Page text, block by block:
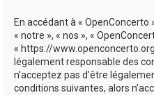
En accédant à « OpenConcerto
« notre », « nos », «
« https://
légalement responsable des
n’acceptez pas d’être
conditions suivantes, alors